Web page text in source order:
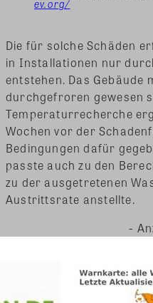
ev.org/
Die für solche Schäden
in Installationen nur
entstehen. Das Gebäude
durchgefroren gewesen
Temperaturrecherche
Wochen vor der
Bedingungen dafür
passte auch zu den
zu der ausgetretenen
Austrittsrate anstellte.
-